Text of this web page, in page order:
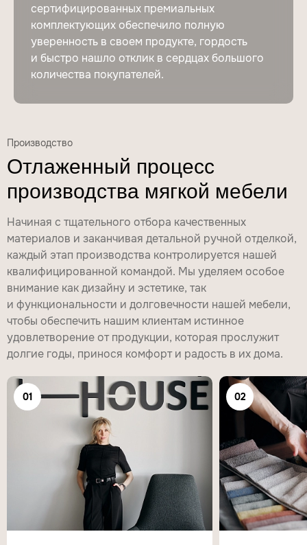
сертифицированных премиальных
комплектующих обеспечило полную
уверенность в своем продукте, гордость
и быстро нашло отклик в сердцах большого
количества покупателей.
Производство
Отлаженный процесс
производства мягкой мебели
Начиная с тщательного отбора качественных
материалов и заканчивая детальной ручной отделкой,
каждый этап производства контролируется нашей
квалифицированной командой. Мы уделяем особое
внимание как дизайну и эстетике, так
и функциональности и долговечности нашей мебели,
чтобы обеспечить нашим клиентам истинное
удовлетворение от продукции, которая прослужит
долгие годы, принося комфорт и радость в их дома.
01 02